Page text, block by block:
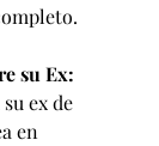
su Ex:
ex de
en